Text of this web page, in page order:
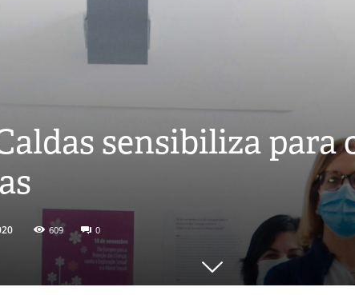
sensibiliza para
609 0